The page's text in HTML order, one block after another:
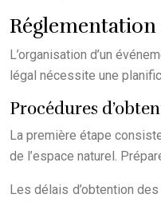
Réglementation
L’organisation d’un
légal nécessite une
Procédures
La première étape
de l’espace naturel.
Les délais d’obtention